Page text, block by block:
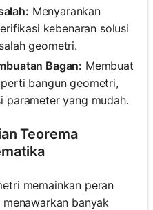
Menyarankan
kebenaran solusi
geometri.
Bagan: Membuat
bangun geometri,
parameter yang mudah.
Teorema
memainkan peran
banyak